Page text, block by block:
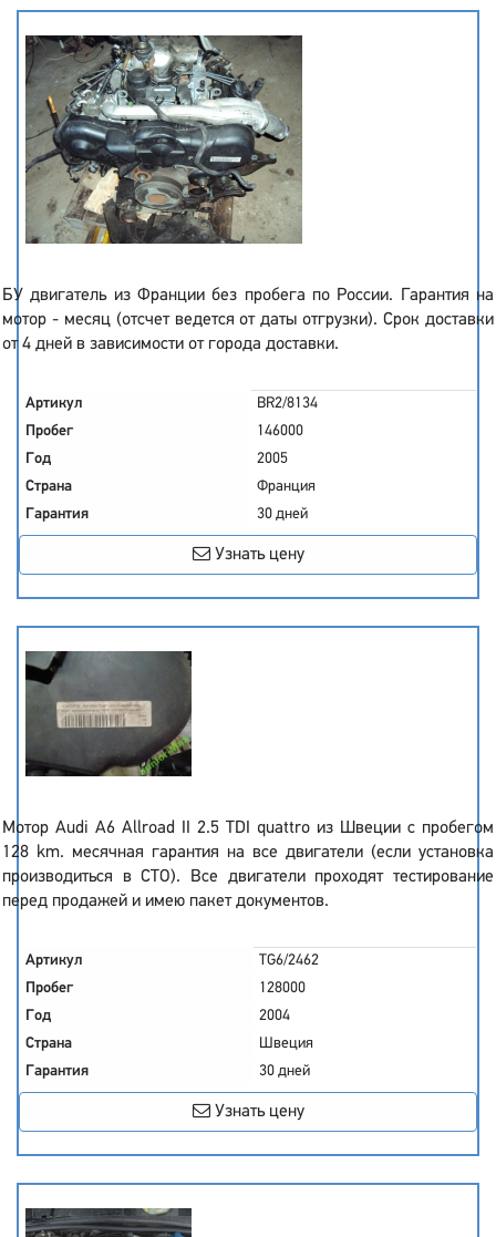
БУ двигатель из Франции без пробега по России. Гарантия на
мотор - месяц (отсчет ведется от даты отгрузки). Срок доставки
от 4 дней в зависимости от города доставки.
Артикул
BR2/8134
Пробег
146000
Год
2005
Страна
Франция
Гарантия
30 дней
Узнать цену
Мотор Audi A6 Allroad II 2.5 TDI quattro из Швеции с пробегом
128 km. месячная гарантия на все двигатели (если установка
производиться в СТО). Все двигатели проходят тестирование
перед продажей и имею пакет документов.
Артикул
TG6/2462
Пробег
128000
Год
2004
Страна
Швеция
Гарантия
30 дней
Узнать цену